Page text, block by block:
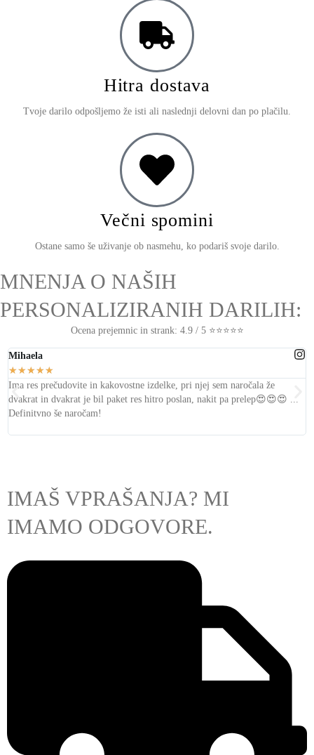
Hitra dostava
Tvoje darilo odpošljemo že isti ali naslednji delovni dan po plačilu.
Večni spomini
Ostane samo še uživanje ob nasmehu, ko podariš svoje darilo.
MNENJA O NAŠIH
PERSONALIZIRANIH DARILIH:
Ocena prejemnic in strank: 4.9 / 5 ⭐⭐⭐⭐⭐
Mihaela
★★★★★
Ima res prečudovite in kakovostne izdelke, pri njej sem naročala že
dvakrat in dvakrat je bilpaket res hitro poslan, nakit pa prelep😍😍😍 ...
Definitvno še naročam!
IMAŠ VPRAŠANJA? MI
IMAMO ODGOVORE.